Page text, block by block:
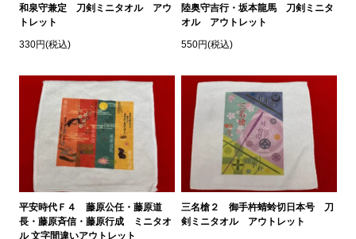
和泉守兼定 刀剣ミニタオル アウ
トレット
330円(税込)
陸奥守吉行・坂本龍馬 刀剣ミニタ
オル アウトレット
550円(税込)
平安時代Ｆ４ 藤原公任・藤原道
長・藤原斉信・藤原行成 ミニタオ
ル 文字間違いアウトレット
三名槍２ 御手杵蜻蛉切日本号 刀
剣ミニタオル アウトレット